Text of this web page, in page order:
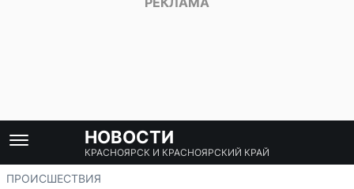
НОВОСТИ
КРАСНОЯРСК И КРАСНОЯРСКИЙ КРАЙ
ПРОИСШЕСТВИЯ